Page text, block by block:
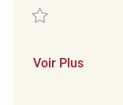
Sauvegarder
Voir Plus